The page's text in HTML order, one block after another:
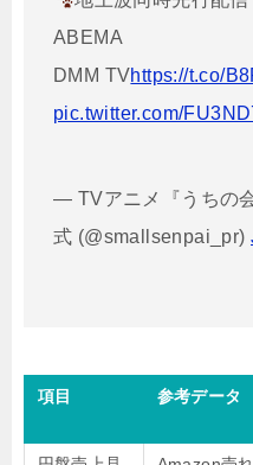
ABEMA
DMM TVhttps://t.co/
pic.twitter.com/
— TVアニメ『うちの
式 (@smallsenpai_pr)
項目 参考データ